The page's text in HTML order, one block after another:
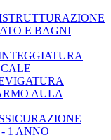
E BAGNI
AULA
1 ANNO